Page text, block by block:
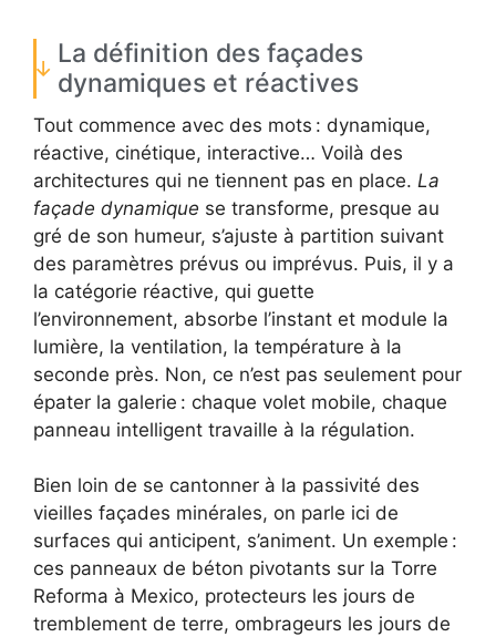
La définition des façades
dynamiques et réactives
Tout commence avec des mots : dynamique,
réactive, cinétique, interactive… Voilà des
architectures qui ne tiennent pas en place. La
façade dynamique se transforme, presque au
gré de son humeur, s’ajuste à partition suivant
des paramètres prévus ou imprévus. Puis, il y a
la catégorie réactive, qui guette
l’environnement, absorbe l’instant et module la
lumière, la ventilation, la température à la
seconde près. Non, ce n’est pas seulement pour
épater la galerie : chaque volet mobile, chaque
panneau intelligent travaille à la régulation.
Bien loin de se cantonner à la passivité des
vieilles façades minérales, on parle ici de
surfaces qui anticipent, s’animent. Un exemple :
ces panneaux de béton pivotants sur la Torre
Reforma à Mexico, protecteurs les jours de
tremblement de terre, ombrageurs les jours de